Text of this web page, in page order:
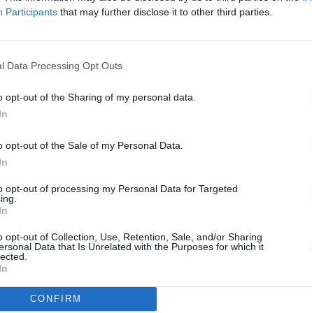
Participants that may further disclose it to other third parties.
Data Processing Opt Outs
opt-out of the Sharing of my personal data.
opt-out of the Sale of my Personal Data.
opt-out of processing my Personal Data for Targeted
opt-out of Collection, Use, Retention, Sale, and/or Sharing
Data that Is Unrelated with the Purposes for which it
CONFIRM
2
na satelitu
• linkový střídač • mzda 48.400 Kč • příspěvek na
• obsluha CNC strojů • mzda 48.400 Kč • náborový
(Jihlava, okres Jihlava)
zařízení údržby (m/ž) (tř. Václava Klementa 869, Mladá
• CNC operátor• mzda 48.400 Kč • náborový bonus
okres Jihlava)
montážní dělník • mzda 44.700 Kč • týdenní zálohy na